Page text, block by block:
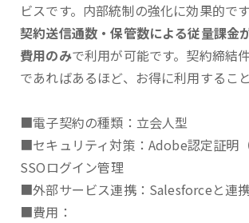
ビスです。内部統制の強化に効果的です
契約送信通数・保管数による従量課金
費用のみで利用が可能です。契約締結
であればあるほど、お得に利用するこ
■電子契約の種類：立会人型
■セキュリティ対策：Adobe認定証明
SSOログイン管理
■外部サービス連携：Salesforceと連
■費用：